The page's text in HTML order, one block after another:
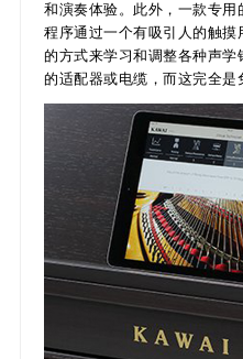
和演奏体验。此外，一款专用
程序通过一个有吸引人的触
的方式来学习和调整各种声
的适配器或电缆，而这完全是